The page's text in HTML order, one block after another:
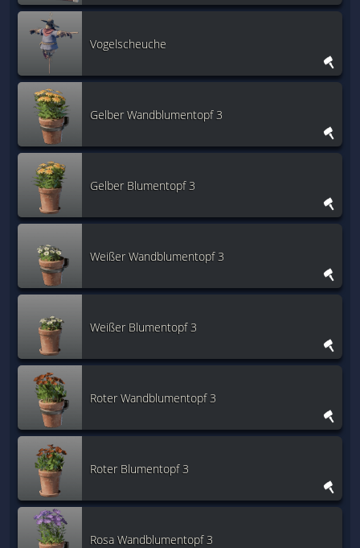
Vogelscheuche
Gelber Wandblumentopf 3
Gelber Blumentopf 3
Weißer Wandblumentopf 3
Weißer Blumentopf 3
Roter Wandblumentopf 3
Roter Blumentopf 3
Rosa Wandblumentopf 3